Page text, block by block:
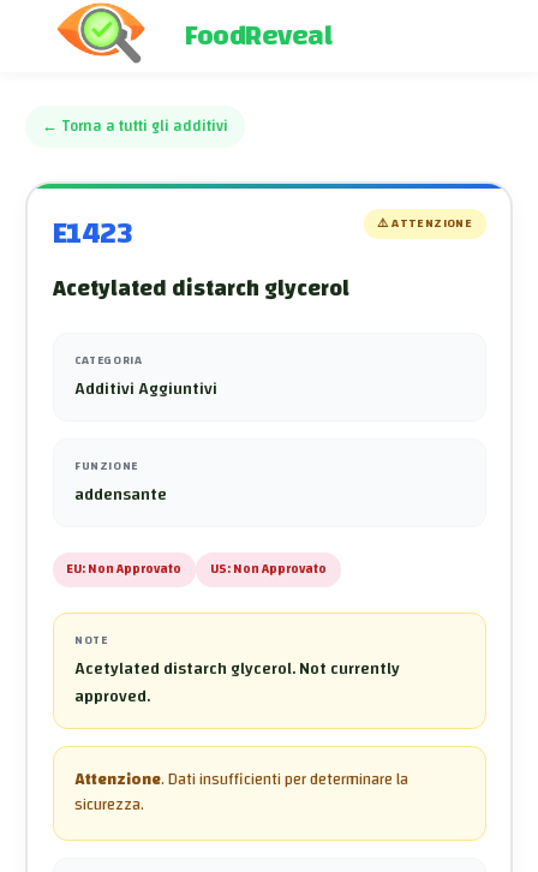
FoodReveal
← Torna a tutti gli additivi
E1423 ⚠️ATTENZIONE
Acetylated distarch glycerol
CATEGORIA
Additivi Aggiuntivi
FUNZIONE
addensante
EU:Non Approvato US:Non Approvato
NOTE
Acetylated distarch glycerol. Not currently
approved.
Attenzione.Dati insufficienti per determinare la
sicurezza.